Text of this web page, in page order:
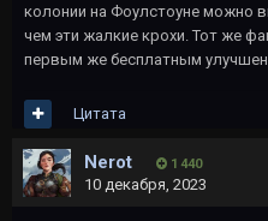
колонии на Фоулстоуне можно
чем эти жалкие крохи. Тот же
первым же бесплатным
Цитата
Nerot 1 440
10 декабря, 2023